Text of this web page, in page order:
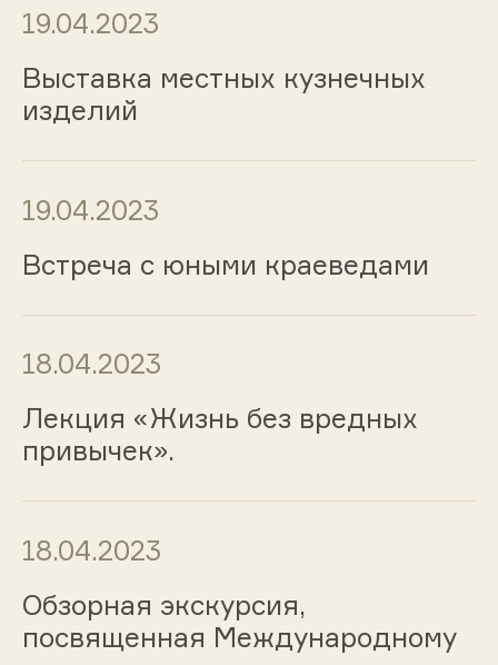
19.04.2023
Выставка местных кузнечных
изделий
19.04.2023
Встреча с юными краеведами
18.04.2023
Лекция «Жизнь без вредных
привычек».
18.04.2023
Обзорная экскурсия,
посвященная Международному